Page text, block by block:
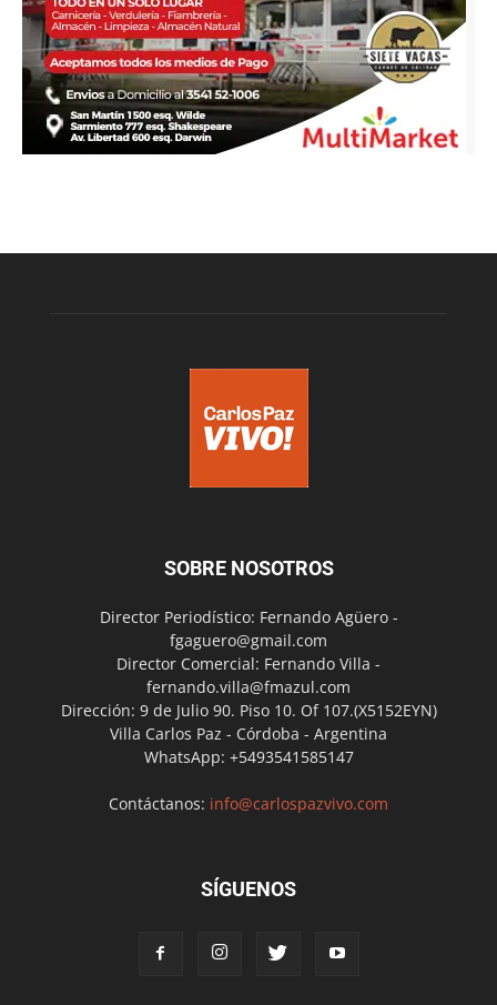
SOBRE NOSOTROS
Director Periodístico: Fernando Agüero -
fgaguero@gmail.com
Director Comercial: Fernando Villa -
fernando.villa@fmazul.com
Dirección: 9 de Julio 90. Piso 10. Of 107.(X5152EYN)
Villa Carlos Paz - Córdoba - Argentina
WhatsApp: +5493541585147
Contáctanos: info@carlospazvivo.com
SÍGUENOS